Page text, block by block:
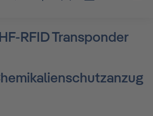
RFID Transponder